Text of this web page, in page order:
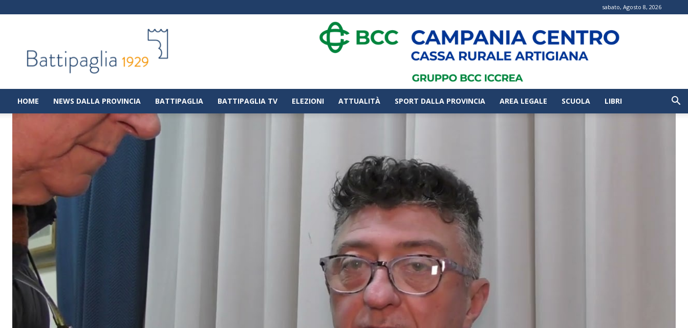
sabato, Agosto 8, 2026
|
Notizie
dalla
città
di
HOME NEWS DALLA PROVINCIA BATTIPAGLIA BATTIPAGLIA TV ELEZIONI ATTUALITÀ SPORT DALLA PROVINCIA AREA LEGALE SCUOLA LIBRI